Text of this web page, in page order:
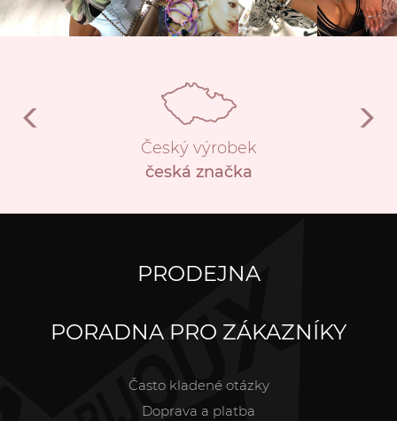
Český výrobek
česká značka
PRODEJNA
PORADNA PRO ZÁKAZNÍKY
Často kladené otázky
Doprava a platba